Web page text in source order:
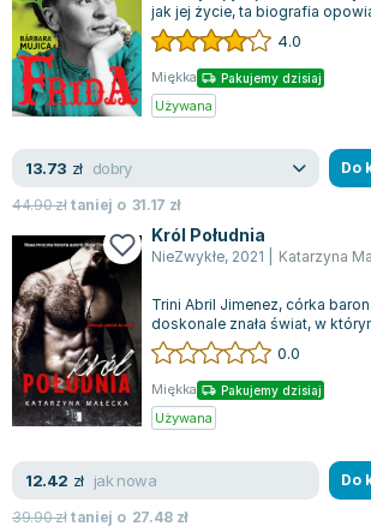
jak jej życie, ta biografia
której legenda staje się coraz...
4.0
Miękka Pakujemy dzisiaj
Używana
13.73 zł dobry
44.90złtaniej o 31.17 zł
Do
Król Południa
NieZwykłe, 2021 Katarzyna
Trini Abril Jimenez, córka
doskonale znała świat, w
Przekonana o tym, że nic nie
0.0
Miękka Pakujemy dzisiaj
Używana
12.42 zł jak nowa
39.90złtaniej o 27.48 zł
Do